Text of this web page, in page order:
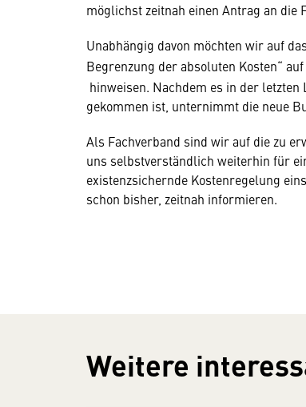
möglichst zeitnah einen Antrag an
Unabhängig davon möchten wir auf
Begrenzung der absoluten Kosten“
hinweisen. Nachdem es in der
gekommen ist, unternimmt die neue
Als Fachverband sind wir auf die zu
uns selbstverständlich weiterhin für
existenzsichernde Kostenregelung
schon bisher, zeitnah informieren.
Weitere